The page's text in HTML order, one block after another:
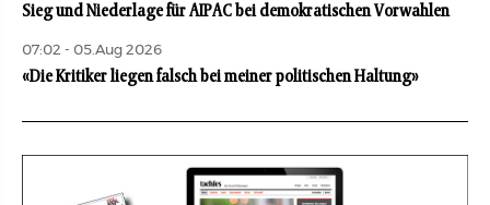
Sieg und Niederlage für AIPAC bei demokratischen Vorwahlen
07:02 - 05.Aug 2026
«Die Kritiker liegen falsch bei meiner politischen Haltung»